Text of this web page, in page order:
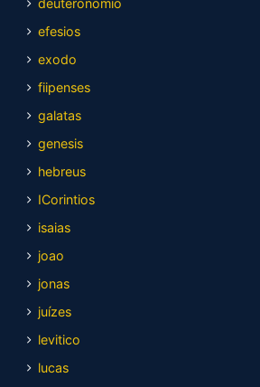
deuteronomio
efesios
exodo
fiipenses
galatas
genesis
hebreus
ICorintios
isaias
joao
jonas
juízes
levitico
lucas